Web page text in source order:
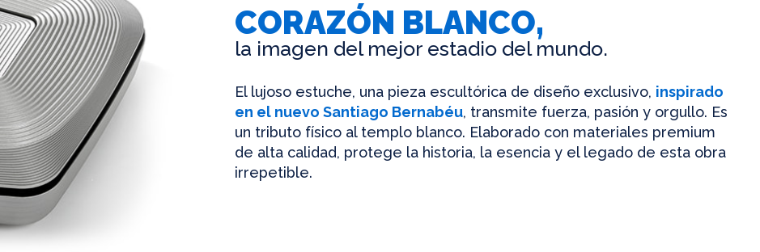
CORAZÓN BLANCO,
la imagen del mejor estadio del mundo.
El lujoso estuche, una pieza escultórica de diseño exclusivo, inspirado
en el nuevo Santiago Bernabéu, transmite fuerza, pasión y orgullo. Es
un tributo físico al templo blanco. Elaborado con materiales premium
de alta calidad, protege la historia, la esencia y el legado de esta obra
irrepetible.